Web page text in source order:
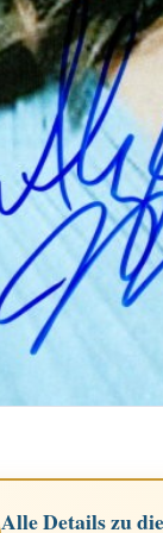
Alle Details zu